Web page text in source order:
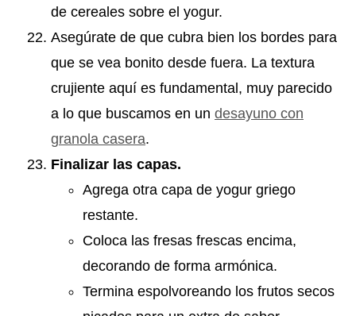
de cereales sobre el yogur.
Asegúrate de que cubra bien los bordes para
que se vea bonito desde fuera. La textura
crujiente aquí es fundamental, muy parecido
a lo que buscamos en un desayuno con
granola casera.
Finalizar las capas.
Agrega otra capa de yogur griego
restante.
Coloca las fresas frescas encima,
decorando de forma armónica.
Termina espolvoreando los frutos secos